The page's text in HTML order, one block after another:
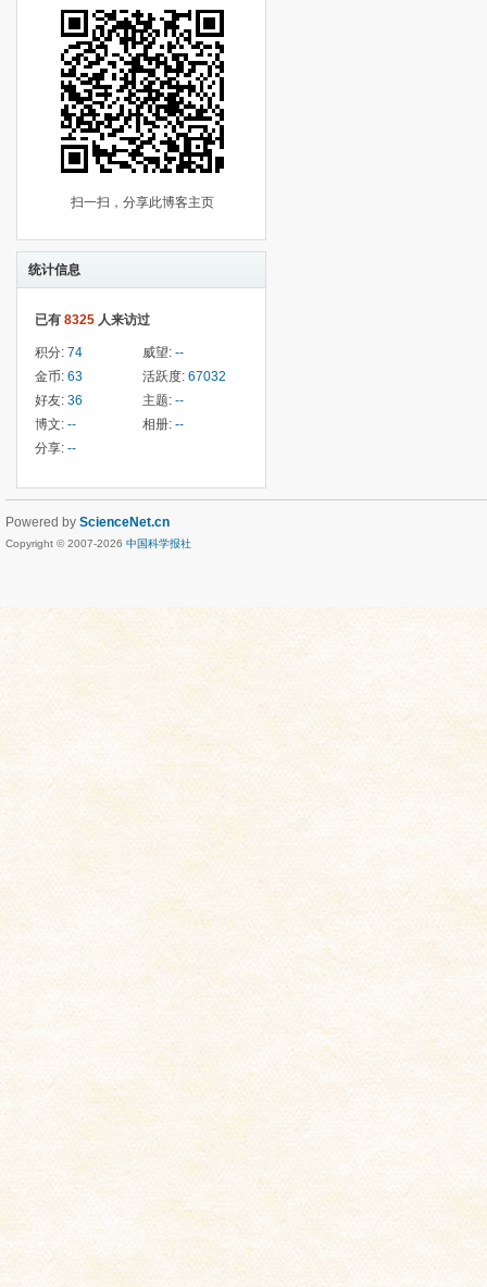
扫一扫，分享此博客主页
统计信息
已有 8325 人来访过
积分: 74 威望: --
金币: 63 活跃度: 67032
好友: 36 主题: --
博文: -- 相册: --
分享: --
Powered by ScienceNet.cn
Copyright © 2007-2026 中国科学报社